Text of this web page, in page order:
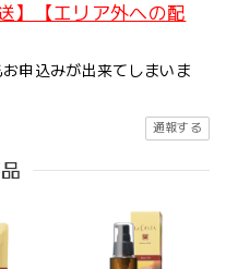
【エリア外への配
申込みが出来てしまいま
通報する